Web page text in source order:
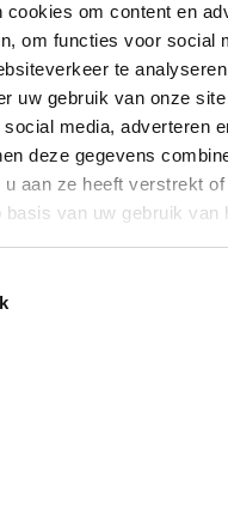
cookies om content en
om functies voor social
te
uw gebruik van onze
media, adverteren
deze gegevens
u aan ze heeft verstrekt
basis van uw gebruik van
Sarenza Schiesser